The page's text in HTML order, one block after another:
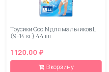
Трусики Goo.N для мальчиков L
(9-14 кг) 44 шт
1 120.00 ₽
В корзину